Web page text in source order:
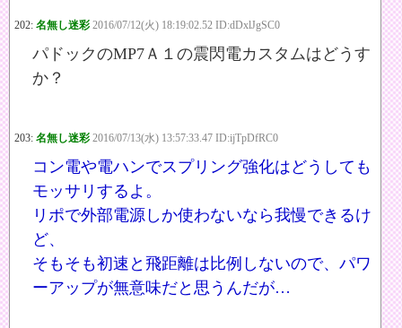
202: 名無し迷彩 2016/07/12(火) 18:19:02.52 ID:dDxlJgSC0
パドックのMP7Ａ１の震閃電カスタムはどうす
か？
203: 名無し迷彩 2016/07/13(水) 13:57:33.47 ID:ijTpDfRC0
コン電や電ハンでスプリング強化はどうしても
モッサリするよ。
リポで外部電源しか使わないなら我慢できるけ
ど、
そもそも初速と飛距離は比例しないので、パワ
ーアップが無意味だと思うんだが…